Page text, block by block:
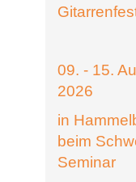
09. - 15.
2026
in
beim
Seminar